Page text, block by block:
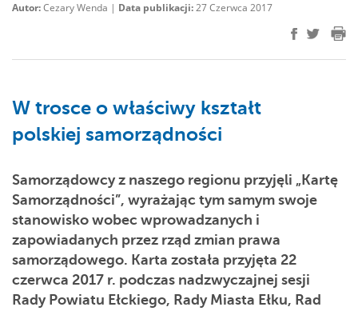
Autor:Cezary Wenda | Data publikacji:27 Czerwca 2017
W trosce o właściwy kształt
polskiej samorządności
Samorządowcy z naszego regionu przyjęli „Kartę
Samorządności”, wyrażając tym samym swoje
stanowisko wobec wprowadzanych i
zapowiadanych przez rząd zmian prawa
samorządowego. Karta została przyjęta 22
czerwca 2017 r. podczas nadzwyczajnej sesji
Rady Powiatu Ełckiego, Rady Miasta Ełku, Rad